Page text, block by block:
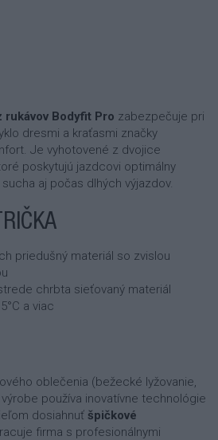
Bodyfit Pro zabezpečuje pri
dresmi a kraťasmi značky
Je vyhotovené z dvojice
poskytujú jazdcovi optimálny
aj počas dlhých výjazdov.
priedušný materiál so zvislou
chrbta sieťovaný materiál
a viac
oblečenia (bežecké lyžovanie,
používa inovatívne technológie
dosiahnuť špičkové
firma s profesionálnymi